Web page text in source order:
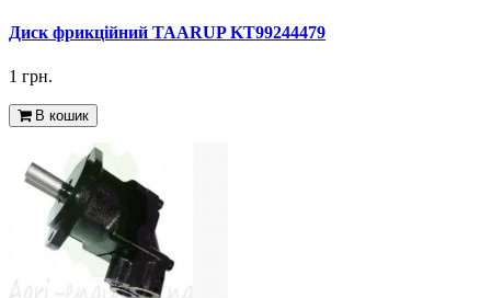
Диск фрикційний TAARUP KT99244479
1 грн.
В кошик